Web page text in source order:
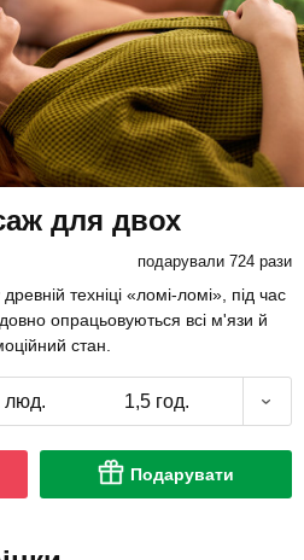
для двох
подарували 724 рази
техніці «ломі-ломі», під час
опрацьовуються всі м'язи й
стан.
люд. 1,5 год.
Подарувати